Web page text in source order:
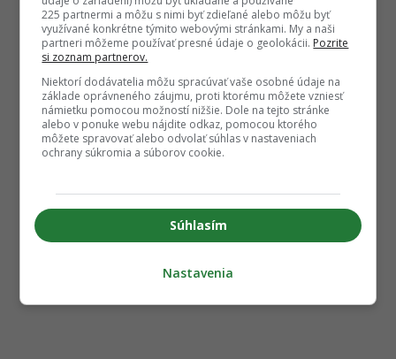
225 partnermi a môžu s nimi byť zdieľané alebo môžu byť
využívané konkrétne týmito webovými stránkami. My a naši
partneri môžeme používať presné údaje o geolokácii. Pozrite
si zoznam partnerov.
Niektorí dodávatelia môžu spracúvať vaše osobné údaje na
základe oprávneného záujmu, proti ktorému môžete vzniesť
námietku pomocou možností nižšie. Dole na tejto stránke
alebo v ponuke webu nájdite odkaz, pomocou ktorého
môžete spravovať alebo odvolať súhlas v nastaveniach
ochrany súkromia a súborov cookie.
Súhlasím
Nastavenia